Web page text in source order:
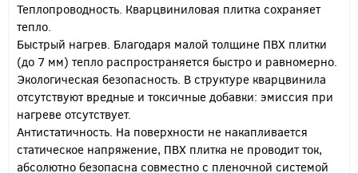
Теплопроводность. Кварцвиниловая плитка сохраняет
тепло.
Быстрый нагрев. Благодаря малой толщине ПВХ плитки
(до 7 мм) тепло распространяется быстро и равномерно.
Экологическая безопасность. В структуре кварцвинила
отсутствуют вредные и токсичные добавки: эмиссия при
нагреве отсутствует.
Антистатичность. На поверхности не накапливается
статическое напряжение, ПВХ плитка не проводит ток,
абсолютно безопасна совместно с пленочной системой